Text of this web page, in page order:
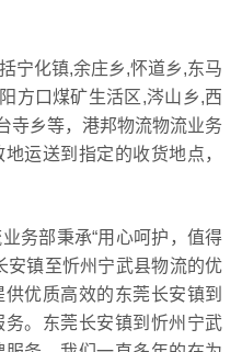
宁化镇,余庄乡,怀道乡,东马
方口煤矿生活区,涔山乡,西
寺乡等，港邦物流物流业务
运送到指定的收货地点，
务部秉承“用心呵护，值得
安镇至忻州宁武县物流的优
优质高效的东莞长安镇到
。东莞长安镇到忻州宁武